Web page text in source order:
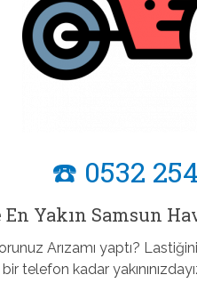
☎️ 0532
En Yakın Samsun
Arızamı yaptı?
bir telefon kadar